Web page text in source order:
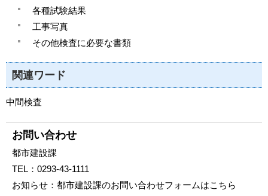
各種試験結果
工事写真
その他検査に必要な書類
関連ワード
中間検査
お問い合わせ
都市建設課
TEL： 0293-43-1111
お知らせ： 都市建設課のお問い合わせフォームはこちら